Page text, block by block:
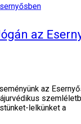
az
az
lelkünket a